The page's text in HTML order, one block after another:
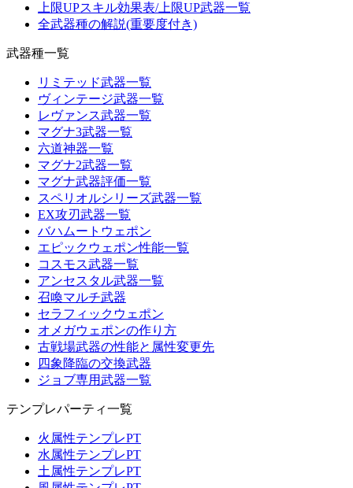
上限UPスキル効果表/上限UP武器一覧
全武器種の解説(重要度付き)
武器種一覧
リミテッド武器一覧
ヴィンテージ武器一覧
レヴァンス武器一覧
マグナ3武器一覧
六道神器一覧
マグナ2武器一覧
マグナ武器評価一覧
スペリオルシリーズ武器一覧
EX攻刃武器一覧
バハムートウェポン
エピックウェポン性能一覧
コスモス武器一覧
アンセスタル武器一覧
召喚マルチ武器
セラフィックウェポン
オメガウェポンの作り方
古戦場武器の性能と属性変更先
四象降臨の交換武器
ジョブ専用武器一覧
テンプレパーティ一覧
火属性テンプレPT
水属性テンプレPT
土属性テンプレPT